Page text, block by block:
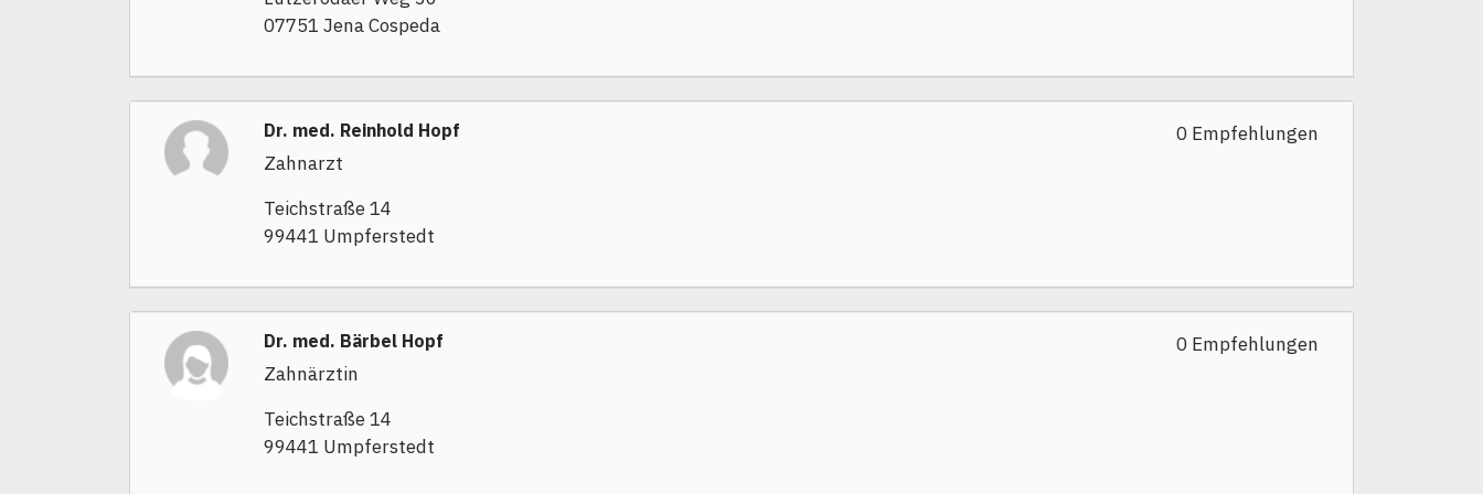
07751 Jena Cospeda
Dr. med. Reinhold Hopf
Zahnarzt
Teichstraße 14
99441 Umpferstedt
0 Empfehlungen
Dr. med. Bärbel Hopf
Zahnärztin
Teichstraße 14
99441 Umpferstedt
0 Empfehlungen